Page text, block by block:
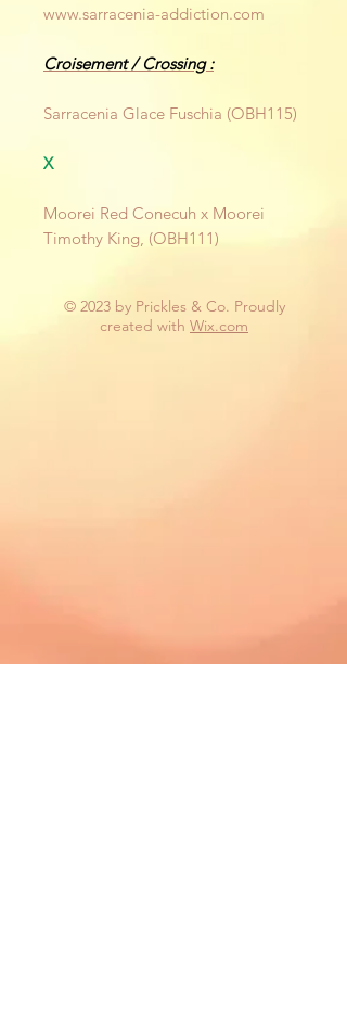
www.sarracenia-addiction.com
Croisement / Crossing :
Sarracenia Glace Fuschia (OBH115)
X
Moorei Red Conecuh x Moorei
Timothy King, (OBH111)
© 2023 by Prickles & Co. Proudly
created with Wix.com